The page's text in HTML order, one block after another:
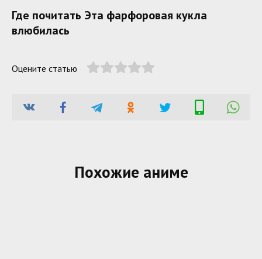
Где почитать Эта фарфоровая кукла
влюбилась
Оцените статью
Похожие аниме